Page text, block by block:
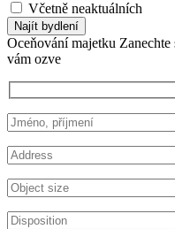
Včetně neaktuálních
Najít bydlení
Oceňování majetku Zanechte
vám ozve